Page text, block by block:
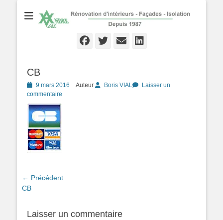
André VIAL
Rénovation d'Intérieurs - Façades - Isolation - Local depuis 1987
Facebook
Twitter
Email
CB
Posté
le
9 mars 2016 Auteur Boris VIAL
Laisser un
commentaire
Navigation
de
← Précédent
Article
CB
Laisser un commentaire